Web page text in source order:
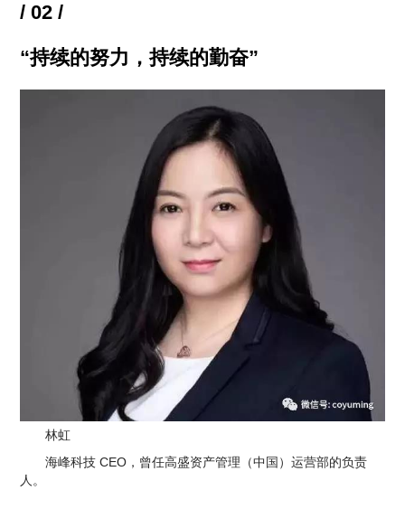
/ 02 /
“持续的努力，持续的勤奋”
林虹
海峰科技 CEO，曾任高盛资产管理（中国）运营部的负责
人。